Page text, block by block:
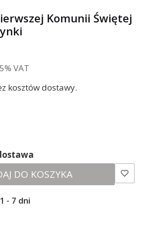
Komunii Świętej
VAT
5% VAT
kosztów dostawy.
DO KOSZYKA
1 - 7 dni